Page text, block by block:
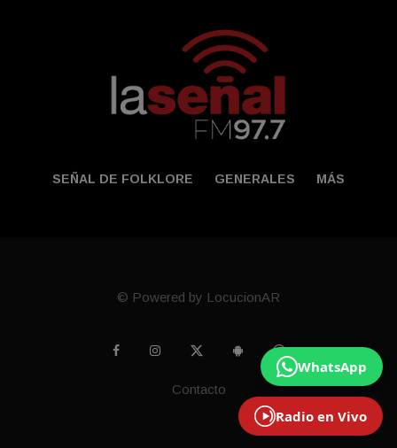
Radio en Vivo
WhatsApp
SEÑAL DE FOLKLORE GENERALES MÁS
© Powered by LocucionAR
Contacto